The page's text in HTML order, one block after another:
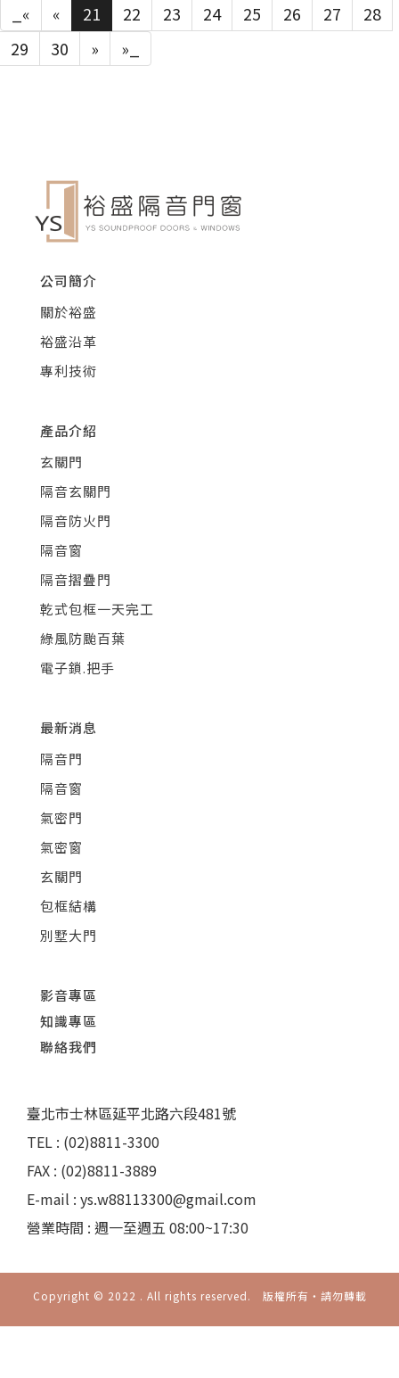
_« « 21 22 23 24 25 26 27
28
29
30 » »_
公司簡介
關於裕盛
裕盛沿革
專利技術
產品介紹
玄關門
隔音玄關門
隔音防火門
隔音窗
隔音摺疊門
乾式包框一天完工
綠風防颱百葉
電子鎖.把手
最新消息
隔音門
隔音窗
氣密門
氣密窗
玄關門
包框結構
別墅大門
影音專區
知識專區
聯絡我們
臺北市士林區延平北路六段481號
TEL : (02)8811-3300
FAX : (02)8811-3889
E-mail : ys.w88113300@gmail.com
營業時間 : 週一至週五 08:00~17:30
Copyright © 2022 . All rights reserved. 版權所有‧請勿轉載